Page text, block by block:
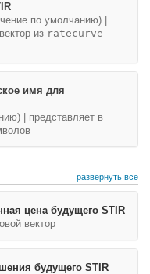
по умолчанию) |
вектор из ratecurve
имя для
| представляет в
развернуть все
цена будущего STIR
вектор
будущего STIR